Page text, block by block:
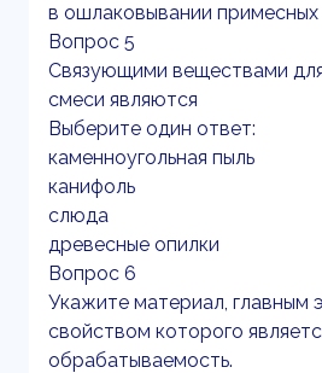
в ошлаковывании
Вопрос 5
Связующими веществами
смеси являются
Выберите один ответ:
каменноугольная пыль
канифоль
слюда
древесные опилки
Вопрос 6
Укажите материал, главным
свойством которого
обрабатываемость.